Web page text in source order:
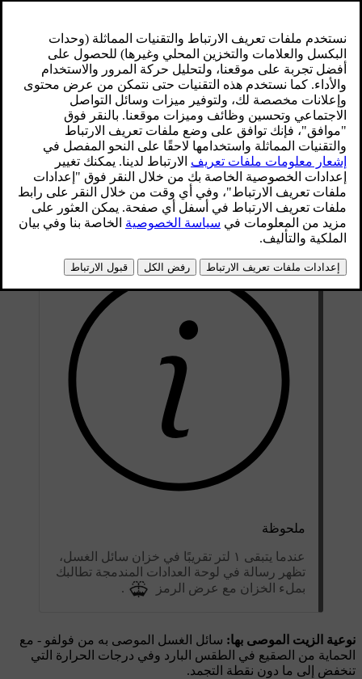
محدّث ٠٨‏/٠٦‏/٢٠٢٣
يتم استكمال سائل الغسل عن طريق فتح الغطاء الأزرق.
لشطافات الزجاج الأمامي والاضوية الرئيسية حاوية واحدة للسائل.
ملحوظة
عندما يتبقى ١ لتر تقريبًا في خزان سائل الغسل،
تظهر رسالة في لوحة العدادات المندمجة تطالبك
بملء الخزان مع عرض الرمز
.
نوعية الزيت الموصى بها: سائل الغسل الموصى به من فولفو - مع
الحماية من الصقيع في الطقس البارد وفي درجات الحرارة التي
تنخفض إلى ما دون نقطة التجمد.